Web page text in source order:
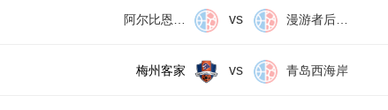
vs
梅州客家 vs 青岛西海岸